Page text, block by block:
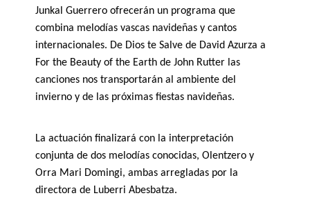
Junkal Guerrero ofrecerán un programa que
combina melodías vascas navideñas y cantos
internacionales. De Dios te Salve de David Azurza a
For the Beauty of the Earth de John Rutter las
canciones nos transportarán al ambiente del
invierno y de las próximas fiestas navideñas.
La actuación finalizará con la interpretación
conjunta dedos melodías conocidas,Olentzero y
Orra Mari Domingi, ambas arregladas por la
directora de Luberri Abesbatza.